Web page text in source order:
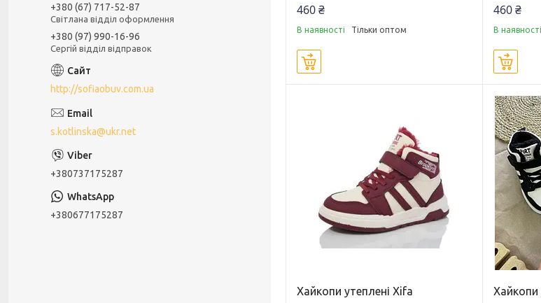
460 ₴
В наявності Тільки оптом
460 ₴
В наявності
Хайкопи утеплені Xifa Хайкопи
+380 (67) 717-52-87
Світлана відділ оформлення
+380 (97) 990-16-96
Сергій відділ відправок
http://sofiaobuv.com.ua
s.kotlinska@ukr.net
+380737175287
+380677175287